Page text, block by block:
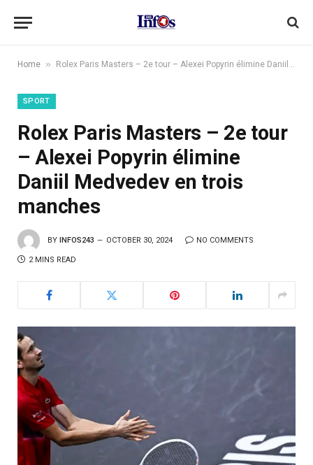
Home » Rolex Paris Masters – 2e tour – Alexei Popyrin élimine Daniil Medvedev en trois manches
SPORT
Rolex Paris Masters – 2e tour
– Alexei Popyrin élimine
Daniil Medvedev en trois
manches
BY INFOS243 OCTOBER 30, 2024 NO COMMENTS
2 MINS READ